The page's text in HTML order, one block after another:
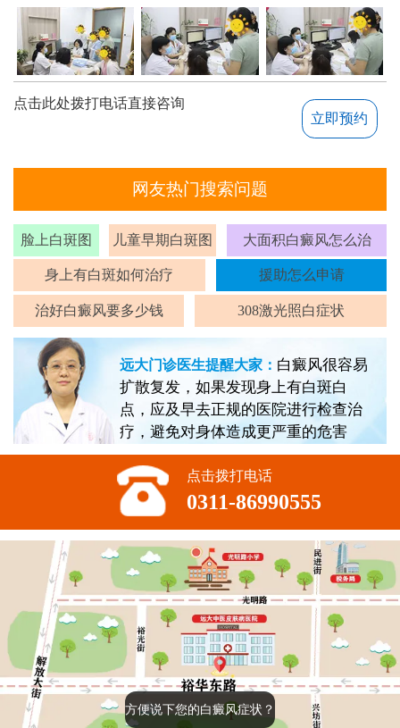
点击此处拨打电话直接咨询
立即预约
网友热门搜索问题
脸上白斑图 儿童早期白斑图 大面积白癜风怎么治
身上有白斑如何治疗 援助怎么申请
治好白癜风要多少钱 308激光照白症状
远大门诊医生提醒大家： 白癜风很容易
扩散复发，如果发现身上有白斑白
点，应及早去正规的医院进行检查治
疗，避免对身体造成更严重的危害
点击拨打电话
0311-86990555
方便说下您的白癜风症状？